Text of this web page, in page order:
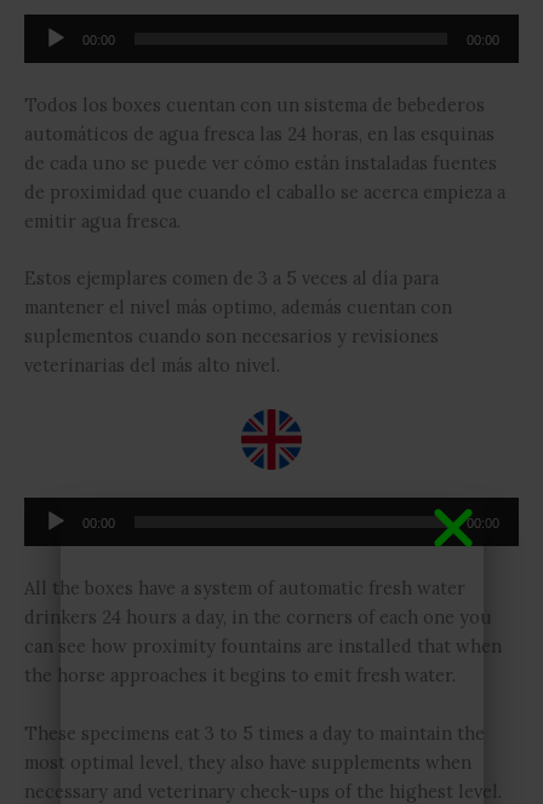
Reproductor
00:00 00:00
Todos los boxes cuentan con un sistema de bebederos
automáticos de agua fresca las 24 horas, en las esquinas
de cada uno se puede ver cómo están instaladas fuentes
de proximidad que cuando el caballo se acerca empieza a
emitir agua fresca.
Estos ejemplares comen de 3 a 5 veces al día para
mantener el nivel más optimo, además cuentan con
suplementos cuando son necesarios y revisiones
veterinarias del más alto nivel.
Reproductor
00:00 00:00
All the boxes have a system of automatic fresh water
drinkers 24 hours a day, in the corners of each one you
can see how proximity fountains are installed that when
the horse approaches it begins to emit fresh water.
These specimens eat 3 to 5 times a day to maintain the
most optimal level, they also have supplements when
necessary and veterinary check-ups of the highest level.